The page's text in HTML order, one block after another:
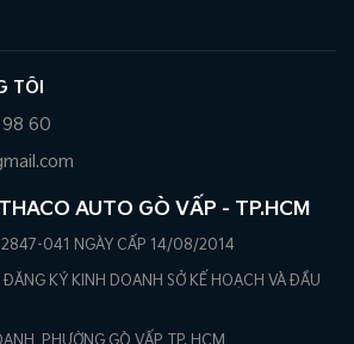
TÔI
60
AUTO GÒ VẤP - TP.HCM
041 NGÀY CẤP 14/08/2014
KÝ KINH DOANH SỞ KẾ HOẠCH VÀ ĐẦU